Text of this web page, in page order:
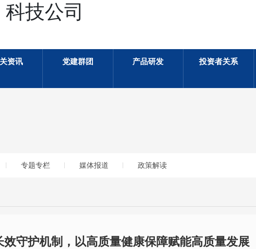
技公司
资讯 党建群团 产品研发 投资者关系
专题专栏 媒体报道 政策解读
守护机制，以高质量健康保障赋能高质量发展